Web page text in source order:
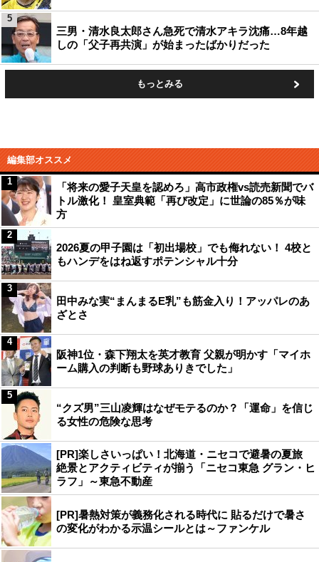
三男・清水良太郎さん急死で清水アキラ沈痛…8年越
しの「父子再共演」が始まったばかりだった
5
もっとみる
編集部オススメ
「将来の愛子天皇を認めろ」高市政権vs読売新聞でバ
トル激化！ 皇室典範「再び改定」に世論の85％が味
方
1
2026夏の甲子園は「初出場校」でも侮れない！ 4校と
もハンデをはね返すポテンシャル十分
2
田中みな実“まんまるE乳”も筋金入り！アッパレのあ
ざとさ
3
阪神1位・森下翔太を英才教育 父親が明かす「マイホ
ーム購入の判断も野球ありきでした」
4
“クズ男”三山凌輝はなぜモテるのか？「運命」を信じ
る女性の危険な思考
5
[PR]楽しさいっぱい！北海道・ニセコで避暑の夏旅
絶景とアクティビティが揃う「ニセコ東急 グラン・ヒ
ラフ」～東急不動産
[PR]暑熱対策が義務化される時代に 貼るだけで暑さ
の変化がわかる示温シールとは～ファンケル